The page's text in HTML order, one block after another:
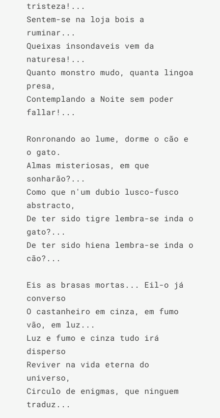
tristeza!...
Sentem-se na loja bois a
ruminar...
Queixas insondaveis vem da
naturesa!...
Quanto monstro mudo, quanta lingoa
presa,
Contemplando a Noite sem poder
fallar!...
Ronronando ao lume, dorme o cão e
o gato.
Almas misteriosas, em que
sonharão?...
Como que n'um dubio lusco-fusco
abstracto,
De ter sido tigre lembra-se inda o
gato?...
De ter sido hiena lembra-se inda o
cão?...
Eis as brasas mortas... Eil-o já
converso
O castanheiro em cinza, em fumo
vão, em luz...
Luz e fumo e cinza tudo irá
disperso
Reviver na vida eterna do
universo,
Circulo de enigmas, que ninguem
traduz...